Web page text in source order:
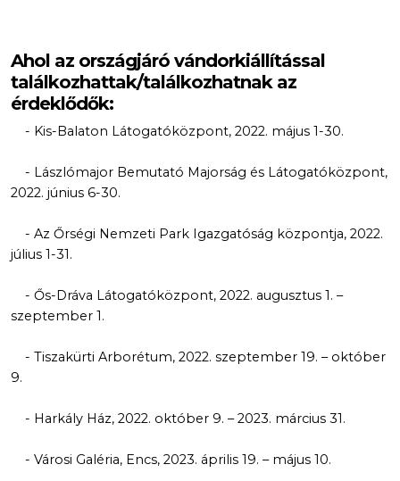
Ahol az országjáró vándorkiállítással
találkozhattak/találkozhatnak az
érdeklődők:
- Kis-Balaton Látogatóközpont, 2022. május 1-30.
- Lászlómajor Bemutató Majorság és Látogatóközpont,
2022. június 6-30.
- Az Őrségi Nemzeti Park Igazgatóság központja, 2022.
július 1-31.
- Ős-Dráva Látogatóközpont, 2022. augusztus 1. –
szeptember 1.
- Tiszakürti Arborétum, 2022. szeptember 19. – október
9.
- Harkály Ház, 2022. október 9. – 2023. március 31.
- Városi Galéria, Encs, 2023. április 19. – május 10.